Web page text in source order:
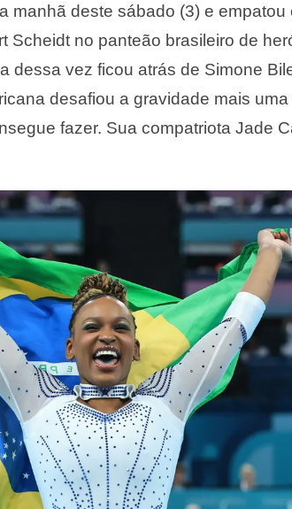
manhã deste sábado (3) e empatou
Scheidt no panteão brasileiro de
dessa vez ficou atrás de Simone
desafiou a gravidade mais
fazer. Sua compatriota Jade